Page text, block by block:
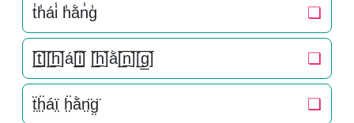
t̾h̾ái̾ h̾ằn̾g̾ ❏
[̲̅t̲̅][̲̅h̲̅]á[̲̅i̲̅] [̲̅h̲̅]ằ[̲̅n̲̅][̲̅g̲̅] ❏
ẗ̤ḧ̤áï̤ ḧ̤ằn̤̈g̤̈ ❏